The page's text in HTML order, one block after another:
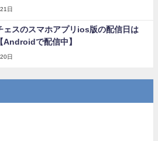
日
ェスのスマホアプリios版の配信日は
Androidで配信中】
日